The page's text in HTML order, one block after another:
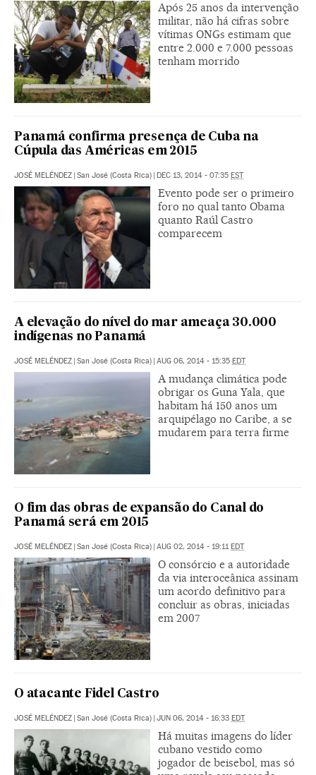
Após 25 anos da intervenção
militar, não há cifras sobre
vítimas ONGs estimam que
entre 2.000 e 7.000 pessoas
tenham morrido
Panamá confirma presença de Cuba na
Cúpula das Américas em 2015
JOSÉ MELÉNDEZ | San José (Costa Rica) | DEC 13, 2014 - 07:35 EST
Evento pode ser o primeiro
foro no qual tanto Obama
quanto Raúl Castro
comparecem
A elevação do nível do mar ameaça 30.000
indígenas no Panamá
JOSÉ MELÉNDEZ | San José (Costa Rica) | AUG 06, 2014 - 15:35 EDT
A mudança climática pode
obrigar os Guna Yala, que
habitam há 150 anos um
arquipélago no Caribe, a se
mudarem para terra firme
O fim das obras de expansão do Canal do
Panamá será em 2015
JOSÉ MELÉNDEZ | San José (Costa Rica) | AUG 02, 2014 - 19:11EDT
O consórcio e a autoridade
da via interoceânica assinam
um acordo definitivo para
concluir as obras, iniciadas
em 2007
O atacante Fidel Castro
JOSÉ MELÉNDEZ | San José (Costa Rica) | JUN 06, 2014 - 16:33 EDT
Há muitas imagens do líder
cubano vestido como
jogador de beisebol, mas só